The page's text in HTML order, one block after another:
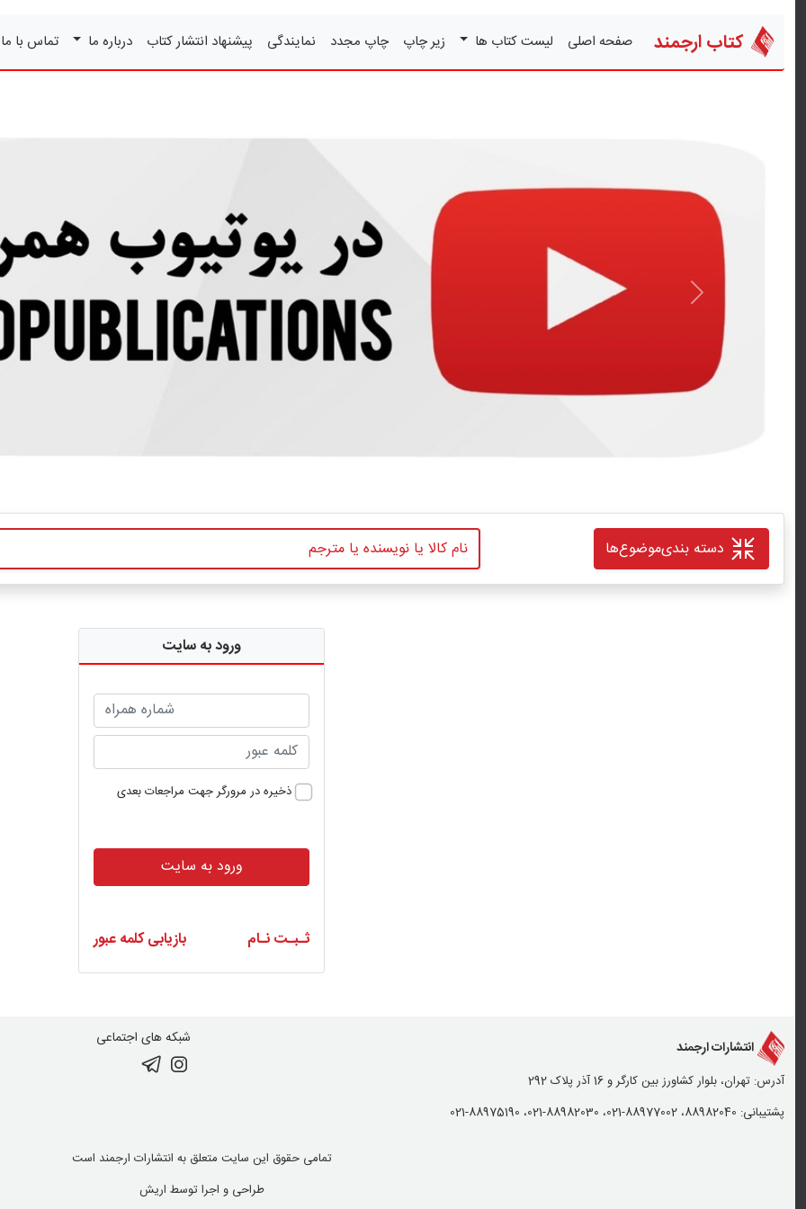
کتاب ارجمند صفحه اصلی لیست کتاب ها زیر چاپ چاپ مجدد نمایندگی پیشنهاد انتشار کتاب درباره ما تماس با
قبلی
دسته بندیموضوع‌ها
ورود به سایت
ذخیره در مرورگر جهت مراجعات بعدی
ورود به سایت
ثـبـت نـام بازیابی کلمه عبور
انتشارات ارجمند
آدرس: تهران، بلوار کشاورز بین کارگر و 16 آذر پلاک 292
پشتیبانی: 88982040، 88977002-021، 88982030-021، 88975190-021
شبکه های اجتماعی
تمامی حقوق این سایت متعلق به انتشارات ارجمند است
طراحی و اجرا توسط اریش